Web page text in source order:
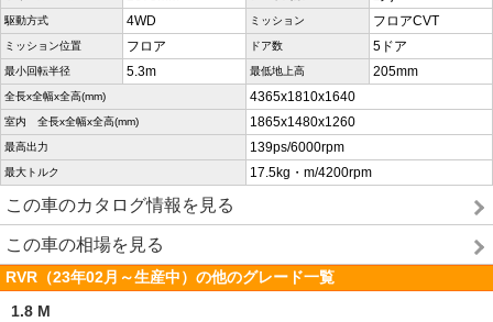
駆動方式 4WD ミッション フロアCVT
ミッション位置 フロア ドア数 5ドア
最小回転半径 5.3m 最低地上高 205mm
全長x全幅x全高(mm) 4365x1810x1640
室内 全長x全幅x全高(mm) 1865x1480x1260
最高出力 139ps/6000rpm
最大トルク 17.5kg・m/4200rpm
この車のカタログ情報を見る
この車の相場を見る
RVR（23年02月～生産中）の他のグレード一覧
1.8 M